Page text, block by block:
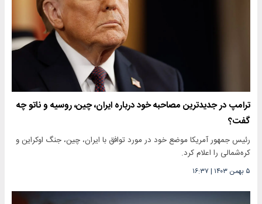
ترامپ در جدیدترین مصاحبه خود درباره ایران، چین، روسیه و ناتو چه
گفت؟
رئیس جمهور آمریکا موضع خود در مورد توافق با ایران، چین، جنگ اوکراین و
کره‌شمالی را اعلام کرد.
۵ بهمن ۱۴۰۳ | ۱۶:۳۷